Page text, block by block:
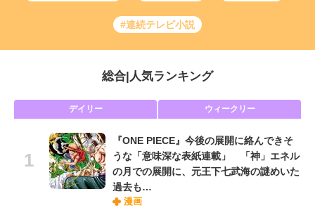
#連続テレビ小説
総合 人気ランキング
デイリー ウィークリー
『ONE PIECE』今後の展開に絡んできそ
うな「意味深な表紙連載」 「神」エネル
の月での展開に、元王下七武海の謎めいた
過去も…
漫画